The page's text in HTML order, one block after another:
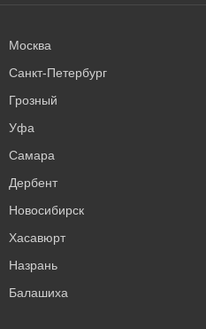
Москва
Санкт-Петербург
Грозный
Уфа
Самара
Дербент
Новосибирск
Хасавюрт
Назрань
Балашиха